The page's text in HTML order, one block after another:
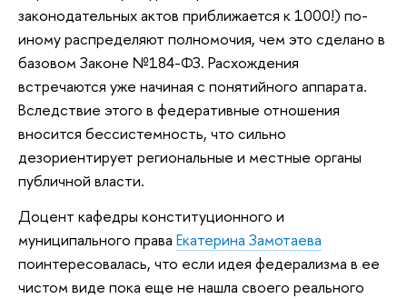
законодательных актов приближается к 1000!) по-
иному распределяют полномочия, чем это сделано в
базовом Законе №184-ФЗ. Расхождения
встречаются уже начиная с понятийного аппарата.
Вследствие этого в федеративные отношения
вносится бессистемность, что сильно
дезориентирует региональные и местные органы
публичной власти.
Доцент кафедры конституционного и
муниципального права Екатерина Замотаева
поинтересовалась, что если идея федерализма в ее
чистом виде пока еще не нашла своего реального